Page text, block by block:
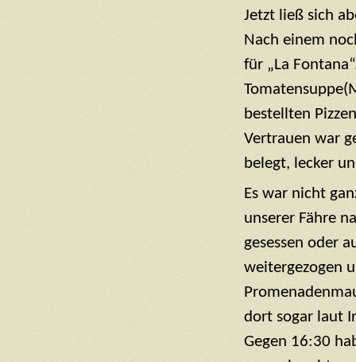
Jetzt ließ sich
Nach einem
für „La
bestellten
Vertrauen war
belegt, lecker
Es war nicht
unserer Fähre
gesessen oder
weitergezogen
dort sogar laut
Gegen 16:30